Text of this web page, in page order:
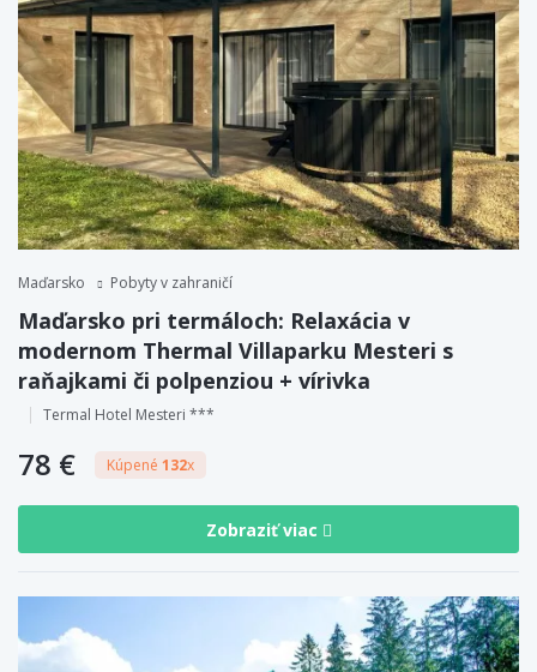
Maďarsko Pobyty v zahraničí
Maďarsko pri termáloch: Relaxácia v
modernom Thermal Villaparku Mesteri s
raňajkami či polpenziou + vírivka
Termal Hotel Mesteri ***
78 € Kúpené 132x
Zobraziť viac